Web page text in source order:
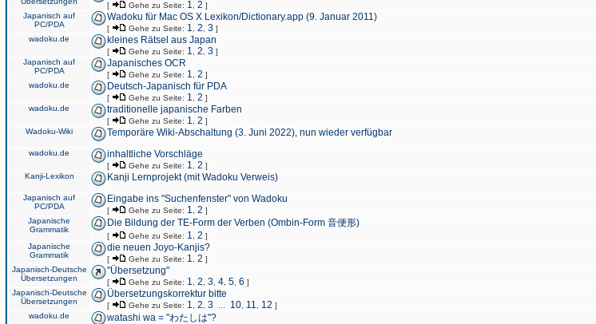
[ Gehe zu Seite: 1 2 ]
Japanisch auf
PC/PDA
Wadoku für Mac OS X Lexikon/Dictionary.app (9. Januar 2011)
[ Gehe zu Seite: 1 2 3 ]
wadoku.de kleines Rätsel aus Japan
[ Gehe zu Seite: 1 2 3 ]
Japanisch auf
PC/PDA
Japanisches OCR
[ Gehe zu Seite: 1 2 ]
wadoku.de Deutsch-Japanisch für PDA
[ Gehe zu Seite: 1 2 ]
wadoku.de traditionelle japanische Farben
[ Gehe zu Seite: 1 2 ]
Wadoku-Wiki Temporäre Wiki-Abschaltung (3. Juni 2022), nun wieder verfügbar
wadoku.de inhaltliche Vorschläge
[ Gehe zu Seite: 1 2 ]
Kanji-Lexikon Kanji Lernprojekt (mit Wadoku Verweis)
Japanisch auf
PC/PDA
Eingabe ins "Suchenfenster" von Wadoku
[ Gehe zu Seite: 1 2 ]
Japanische
Grammatik
Die Bildung der TE-Form der Verben (Ombin-Form 音便形)
[ Gehe zu Seite: 1 2 ]
Japanische
Grammatik
die neuen Joyo-Kanjis?
[ Gehe zu Seite: 1 2 ]
Japanisch-Deutsche
Übersetzungen
"Übersetzung"
[ Gehe zu Seite: 1 2 3 4 5 6 ]
Japanisch-Deutsche
Übersetzungen
Übersetzungskorrektur bitte
[ Gehe zu Seite: 1 2 3 10 11 12 ]
wadoku.de watashi wa = "わたしは"?